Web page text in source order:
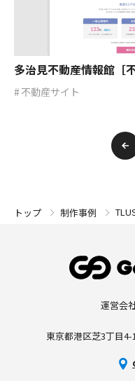
多治見不動産情報館［
不動産サイト
トップ 制作事例
運営会
東京都港区芝3丁目